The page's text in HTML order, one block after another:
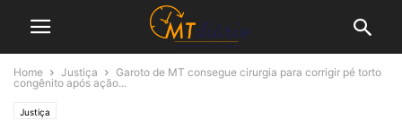
Home Justiça
Garoto de MT consegue cirurgia para corrigir pé torto
congênito após ação...
Justiça